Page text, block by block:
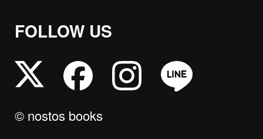
FOLLOW US
© nostos books